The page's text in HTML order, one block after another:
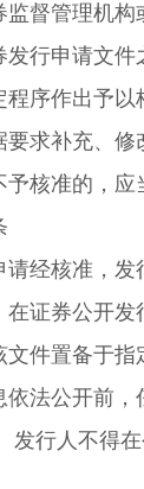
监督管理机
发行申请文件
程序作出予
要求补充、修
核准的，应
请经核准，
在证券公开发
件置备于指
依法公开前
发行人不得